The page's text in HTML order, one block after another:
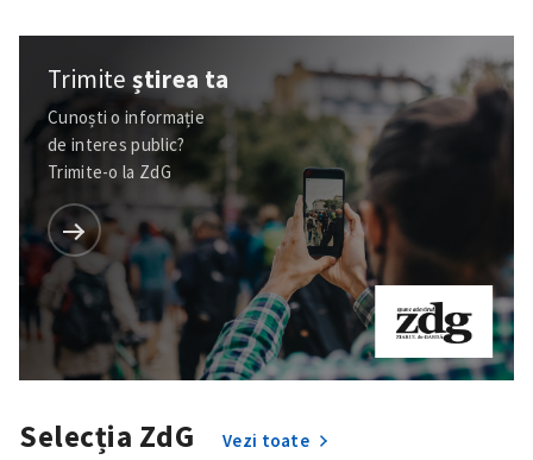
Trimiteștirea ta
Cunoști o informație
de interes public?
Trimite-o la ZdG
Selecția ZdG Vezi toate
ȘTIREA MEA